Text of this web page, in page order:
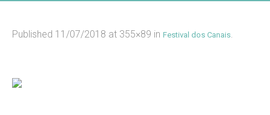
Published 11/07/2018 at 355×89 in Festival dos Canais.